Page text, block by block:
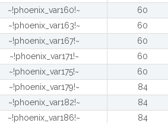
~!phoenix_var160!~
60
~!phoenix_var163!~
60
~!phoenix_var167!~
60
~!phoenix_var171!~
60
~!phoenix_var175!~
60
~!phoenix_var179!~
84
~!phoenix_var182!~
84
~!phoenix_var186!~
84